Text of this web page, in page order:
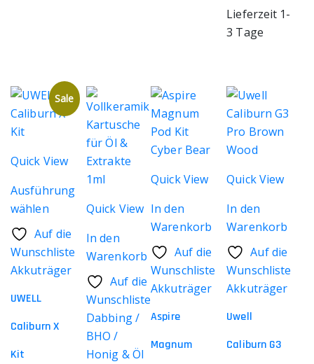
Lieferzeit 1-
3 Tage
Sale
Quick View
Ausführung
wählen
Dieses
Produkt
weist
mehrere
Varianten
Optionen
Auf die
Wunschliste
Akkuträger
UWELL
Caliburn X
Kit
Quick View
In den
Warenkorb
Auf die
Wunschliste
Dabbing /
BHO /
Honig & Öl
Quick View
In den
Warenkorb
Auf die
Wunschliste
Akkuträger
Aspire
Magnum
Quick View
In den
Warenkorb
Auf die
Wunschliste
Akkuträger
Uwell
Caliburn G3